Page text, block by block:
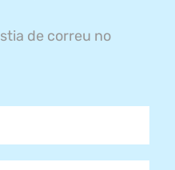
de correu no